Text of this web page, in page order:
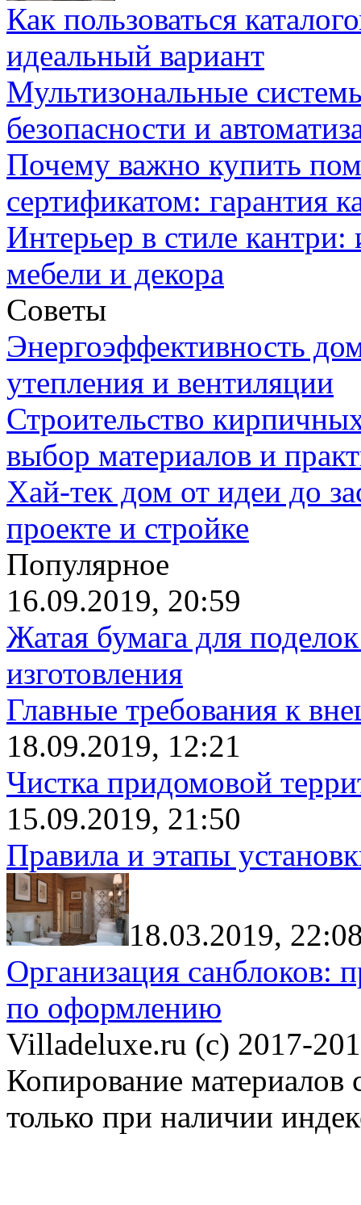
Как пользоваться
идеальный вариант
Мультизональные
безопасности и
Почему важно купить
сертификатом: гарантия
Интерьер в стиле
мебели и декора
Советы
Энергоэффективность
утепления и вентиляции
Строительство
выбор материалов и
Хай-тек дом от идеи до
проекте и стройке
Популярное
16.09.2019, 20:59
Жатая бумага для
изготовления
Главные требования к
18.09.2019, 12:21
Чистка придомовой
15.09.2019, 21:50
Правила и этапы
18.03.2019,
Организация санблоков:
по оформлению
Villadeluxe.ru (c) 2017-
Копирование материалов
только при наличии